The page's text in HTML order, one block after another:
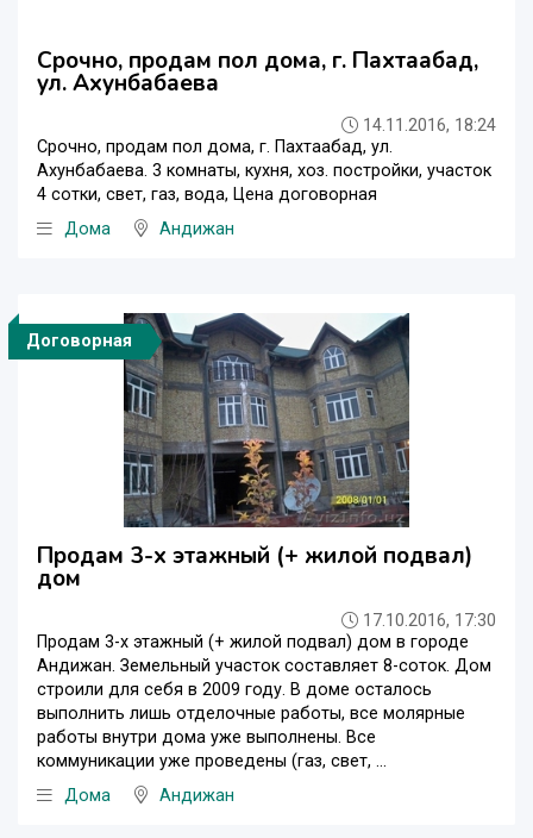
Срочно, продам пол дома, г. Пахтаабад,
ул. Ахунбабаева
14.11.2016, 18:24
Срочно, продам пол дома, г. Пахтаабад, ул.
Ахунбабаева. 3 комнаты, кухня, хоз. постройки, участок
4 сотки, свет, газ, вода, Цена договорная
Дома
Андижан
Договорная
Продам 3-х этажный (+ жилой подвал)
дом
17.10.2016, 17:30
Продам 3-х этажный (+ жилой подвал) дом в городе
Андижан. Земельный участок составляет 8-соток. Дом
строили для себя в 2009 году. В доме осталось
выполнить лишь отделочные работы, все молярные
работы внутри дома уже выполнены. Все
коммуникации уже проведены (газ, свет, ...
Дома
Андижан